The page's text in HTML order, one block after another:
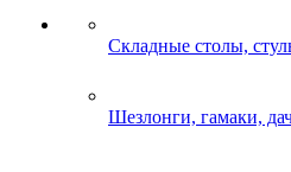
Складные столы,
Шезлонги, гамаки,